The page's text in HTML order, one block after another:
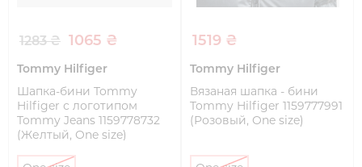
1283 ₴ 1065 ₴
Tommy Hilfiger
Шапка-бини Tommy
Hilfiger с логотипом
Tommy Jeans 1159778732
(Желтый, One size)
1519 ₴
Tommy Hilfiger
Вязаная шапка - бини
Tommy Hilfiger 1159777991
(Розовый, One size)